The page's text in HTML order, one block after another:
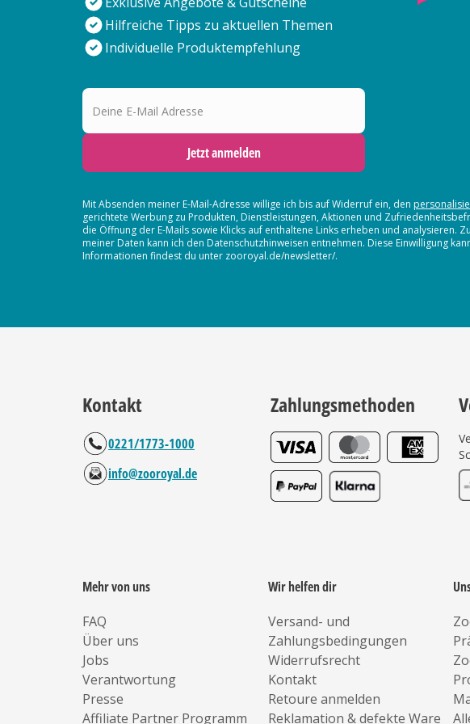
Hilfreiche Tipps zu aktuellen Themen
Individuelle Produktempfehlung
Deine E-Mail Adresse
Jetzt anmelden
Mit Absenden meiner E-Mail-Adresse willige ich bis auf Widerruf ein, den
gerichtete Werbung zu Produkten, Dienstleistungen, Aktionen und
die Öffnung der E-Mails sowie Klicks auf enthaltene Links erheben und
meiner Daten kann ich den Datenschutzhinweisen entnehmen. Diese Einwilligung
Informationen findest du unter zooroyal.de/newsletter/.
Kontakt
0221/1773-1000
info@zooroyal.de
Zahlungsmethoden
Mehr von uns
FAQ
Über uns
Jobs
Verantwortung
Presse
Affiliate Partner Programm
Wir helfen dir
Versand- und
Zahlungsbedingungen
Widerrufsrecht
Kontakt
Retoure anmelden
Reklamation & defekte Ware